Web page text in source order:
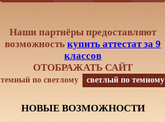
Наши партнёры предоставляют
возможность купить аттестат за 9
классов
ОТОБРАЖАТЬ САЙТ
темный по светлому светлый по темному
НОВЫЕ ВОЗМОЖНОСТИ